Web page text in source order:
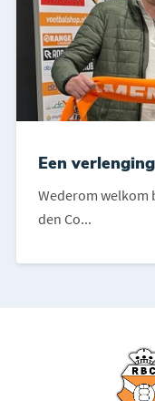
Een verlenging
Wederom welkom
den Co...